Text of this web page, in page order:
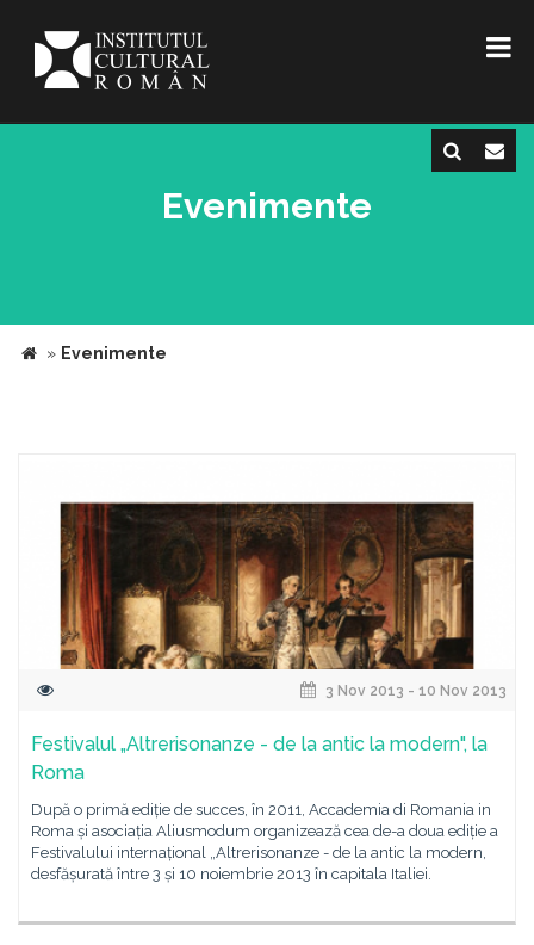
Evenimente
» Evenimente
3 Nov 2013 - 10 Nov 2013
Festivalul „Altrerisonanze - de la antic la modern", la
Roma
După o primă ediție de succes, în 2011, Accademia di Romania in
Roma și asociația Aliusmodum organizează cea de-a doua ediție a
Festivalului internațional „Altrerisonanze - de la antic la modern,
desfășurată între 3 și 10 noiembrie 2013 în capitala Italiei.